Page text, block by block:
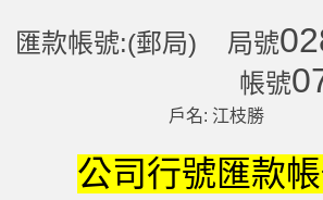
匯款帳號:(郵局) 局號
帳號
戶名: 江枝勝
公司行號匯款